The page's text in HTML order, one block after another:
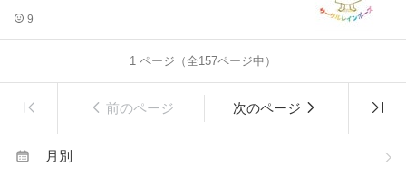
9
1 ページ（全157ページ中）
前のページ 次のページ
月別